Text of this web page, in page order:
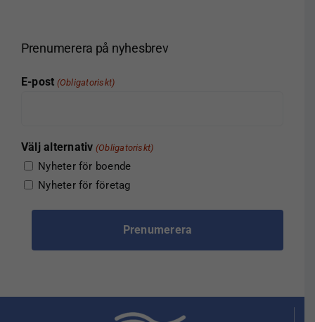
Prenumerera på nyhesbrev
E-post (Obligatoriskt)
Välj alternativ (Obligatoriskt)
Nyheter för boende
Nyheter för företag